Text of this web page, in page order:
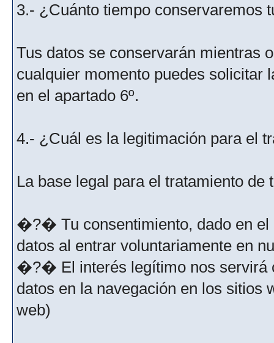
3.- ¿Cuánto tiempo conservaremos
Tus datos se conservarán mientras
cualquier momento puedes solicitar
en el apartado 6º.
4.- ¿Cuál es la legitimación para el
La base legal para el tratamiento
�?� Tu consentimiento, dado en el
datos al entrar voluntariamente en
�?� El interés legítimo nos servirá
datos en la navegación en los sitios
web)